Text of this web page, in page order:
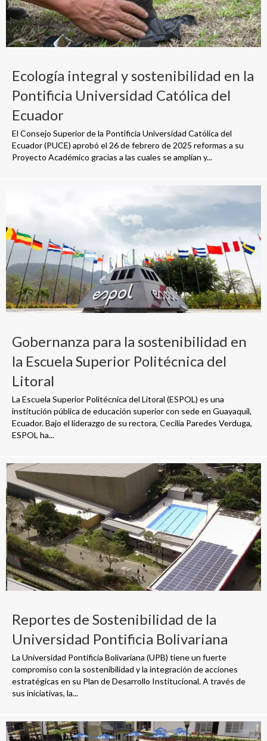
Ecología integral y sostenibilidad en la
Pontificia Universidad Católica del
Ecuador
El Consejo Superior de la Pontificia Universidad Católica del
Ecuador (PUCE) aprobó el 26 de febrero de 2025 reformas a su
Proyecto Académico gracias a las cuales se amplían y...
Gobernanza para la sostenibilidad en
la Escuela Superior Politécnica del
Litoral
La Escuela Superior Politécnica del Litoral (ESPOL) es una
institución pública de educación superior con sede en Guayaquil,
Ecuador. Bajo el liderazgo de su rectora, Cecilia Paredes Verduga,
ESPOL ha...
Reportes de Sostenibilidad de la
Universidad Pontificia Bolivariana
La Universidad Pontificia Bolivariana (UPB) tiene un fuerte
compromiso con la sostenibilidad y la integración de acciones
estratégicas en su Plan de Desarrollo Institucional. A través de
sus iniciativas, la...